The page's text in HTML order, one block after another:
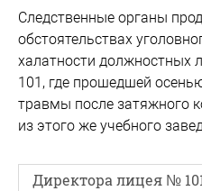
Следственные органы
обстоятельствах
халатности должностных
101, где прошедшей
травмы после затяжного
из этого же учебного
Директора лицея №